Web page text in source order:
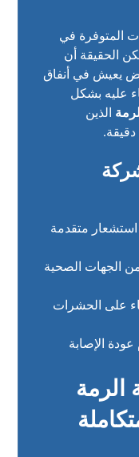
المتوفرة في
الحقيقة أن
يعيش في أنفاق
عليه بشكل
الذين
استشعار متقدمة
الجهات الصحية
على الحشرات
الإصابة